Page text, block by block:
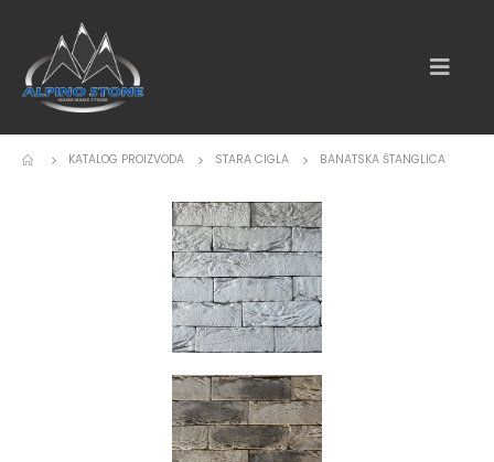
KATALOG PROIZVODA STARA CIGLA BANATSKA ŠTANGLICA